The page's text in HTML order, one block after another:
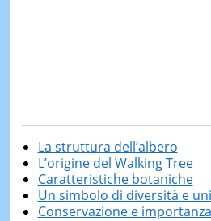
La struttura dell’albero
L’origine del Walking Tree
Caratteristiche botaniche
Un simbolo di diversità e
Conservazione e